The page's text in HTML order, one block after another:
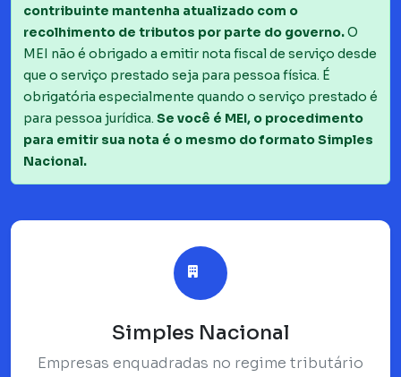
contribuinte mantenha atualizado com o
recolhimento de tributos por parte do governo.O
MEI não é obrigado a emitir nota fiscal de serviço desde
que o serviço prestado seja para pessoa física. É
obrigatória especialmente quando o serviço prestado é
para pessoa jurídica. Se você é MEI, o procedimento
para emitir sua nota é o mesmo do formato Simples
Nacional.
Simples Nacional
Empresas enquadradas no regime tributário